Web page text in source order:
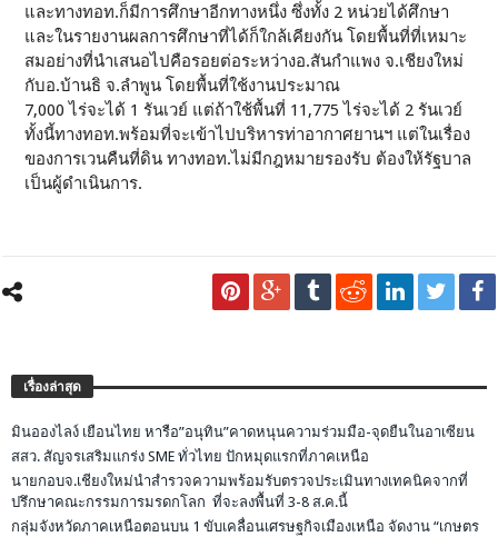
และทางทอท.ก็มีการศึกษาอีกทางหนึ่ง ซึ่งทั้ง 2 หน่วยได้ศึกษา
และในรายงานผลการศึกษาที่ได้ก็ใกล้เคียงกัน โดยพื้นที่ที่เหมาะ
สมอย่างที่นำเสนอไปคือรอยต่อระหว่างอ.สันกำแพง จ.เชียงใหม่
กับอ.บ้านธิ จ.ลำพูน โดยพื้นที่ใช้งานประมาณ
7,000 ไร่จะได้ 1 รันเวย์ แต่ถ้าใช้พื้นที่ 11,775 ไร่จะได้ 2 รันเวย์
ทั้งนี้ทางทอท.พร้อมที่จะเข้าไปบริหารท่าอากาศยานฯ แต่ในเรื่อง
ของการเวนคืนที่ดิน ทางทอท.ไม่มีกฎหมายรองรับ ต้องให้รัฐบาล
เป็นผู้ดำเนินการ.
เรื่องล่าสุด
มินอองไลง์ เยือนไทย หารือ”อนุทิน”คาดหนุนความร่วมมือ-จุดยืนในอาเซียน
สสว. สัญจรเสริมแกร่ง SME ทั่วไทย ปักหมุดแรกที่ภาคเหนือ
นายกอบจ.เชียงใหม่นำสำรวจความพร้อมรับตรวจประเมินทางเทคนิคจากที่
ปรึกษาคณะกรรมการมรดกโลก ที่จะลงพื้นที่ 3-8 ส.ค.นี้
กลุ่มจังหวัดภาคเหนือตอนบน 1 ขับเคลื่อนเศรษฐกิจเมืองเหนือ จัดงาน “เกษตร